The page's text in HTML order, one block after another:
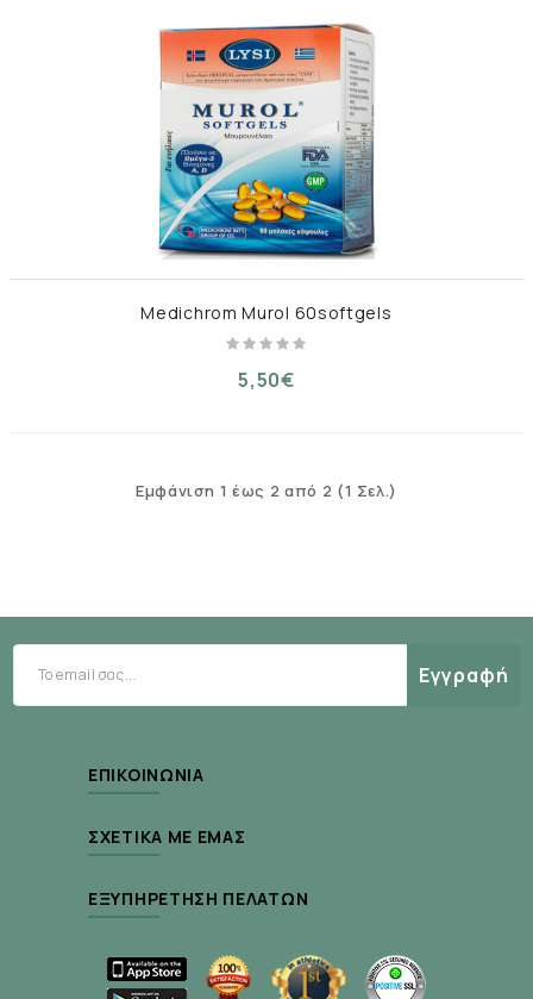
Medichrom Murol 60softgels
5,50€
Εμφάνιση 1 έως 2 από 2 (1 Σελ.)
Εγγραφή
ΕΠΙΚΟΙΝΩΝΊΑ
ΣΧΕΤΙΚΆ ΜΕ ΕΜΆΣ
ΕΞΥΠΗΡΈΤΗΣΗ ΠΕΛΑΤΏΝ